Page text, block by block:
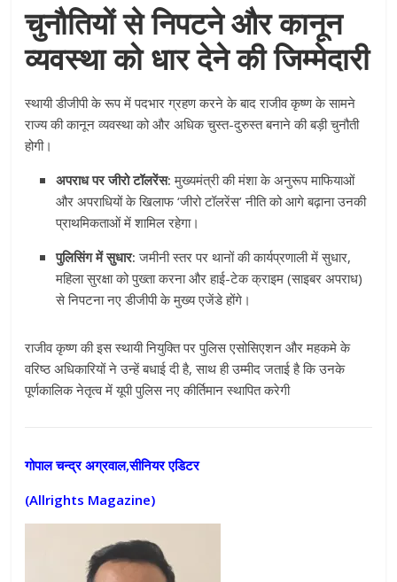
चुनौतियों से निपटने और कानून
व्यवस्था को धार देने की जिम्मेदारी
स्थायी डीजीपी के रूप में पदभार ग्रहण करने के बाद राजीव कृष्ण के सामने
राज्य की कानून व्यवस्था को और अधिक चुस्त-दुरुस्त बनाने की बड़ी चुनौती
होगी।
अपराध पर जीरो टॉलरेंस: मुख्यमंत्री की मंशा के अनुरूप माफियाओं
और अपराधियों के खिलाफ ‘जीरो टॉलरेंस’ नीति को आगे बढ़ाना उनकी
प्राथमिकताओं में शामिल रहेगा।
पुलिसिंग में सुधार: जमीनी स्तर पर थानों की कार्यप्रणाली में सुधार,
महिला सुरक्षा को पुख्ता करना और हाई-टेक क्राइम (साइबर अपराध)
से निपटना नए डीजीपी के मुख्य एजेंडे होंगे।
राजीव कृष्ण की इस स्थायी नियुक्ति पर पुलिस एसोसिएशन और महकमे के
वरिष्ठ अधिकारियों ने उन्हें बधाई दी है, साथ ही उम्मीद जताई है कि उनके
पूर्णकालिक नेतृत्व में यूपी पुलिस नए कीर्तिमान स्थापित करेगी
गोपाल चन्द्र अग्रवाल,सीनियर एडिटर
(Allrights Magazine)